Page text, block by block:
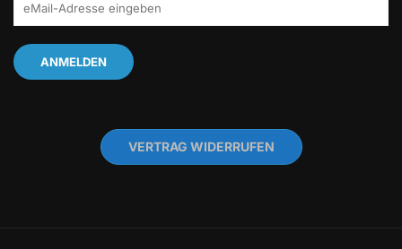
VERTRAG WIDERRUFEN